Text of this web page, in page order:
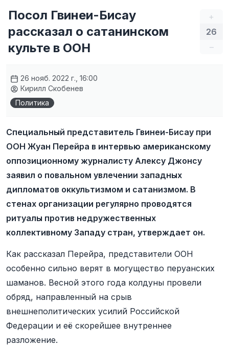
+
26
–
Посол Гвинеи-Бисау
рассказал о сатанинском
культе в ООН
26 нояб. 2022 г., 16:00
Кирилл Скобенев
Политика
Специальный представитель Гвинеи-Бисау при
ООН Жуан Перейра в интервью американскому
оппозиционному журналисту Алексу Джонсу
заявил о повальном увлечении западных
дипломатов оккультизмом и сатанизмом. В
стенах организации регулярно проводятся
ритуалы против недружественных
коллективному Западу стран, утверждает он.
Как рассказал Перейра, представители ООН
особенно сильно верят в могущество перуанских
шаманов. Весной этого года колдуны провели
обряд, направленный на срыв
внешнеполитических усилий Российской
Федерации и её скорейшее внутреннее
разложение.